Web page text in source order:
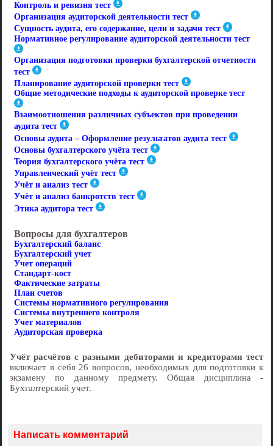
Контроль и ревизия тест
Организация аудиторской деятельности тест
Сущность аудита, его содержание, цели и задачи тест
Нормативное регулирование аудиторской деятельности тест
Организация подготовки проверки бухгалтерской отчетности
тест
Планирование аудиторской проверки тест
Общие методические подходы к аудиторской проверке тест
Взаимоотношения различных субъектов при проведении
аудита тест
Основы аудита – Оформление результатов аудита тест
Основы бухгалтерского учёта тест
Теория бухгалтерского учёта тест
Управленческий учёт тест
Учёт и анализ тест
Учёт и анализ банкротств тест
Этика аудитора тест
Вопросы для бухгалтеров
Бухгалтерский баланс
Бухгалтерский учет
Учет операций
Стандарт-кост
Фактические затраты
План счетов
Cистемы нормативного регулирования
Cистемы внутреннего контроля
Учет материалов
Аудиторская проверка
Учёт расчётов с разными дебиторами и кредиторами тест
включает в себя 26 вопросов, необходимых для подготовки к
экзамену по данному предмету. Общая дисциплина -
Бухгалтерский учет.
Написать комментарий